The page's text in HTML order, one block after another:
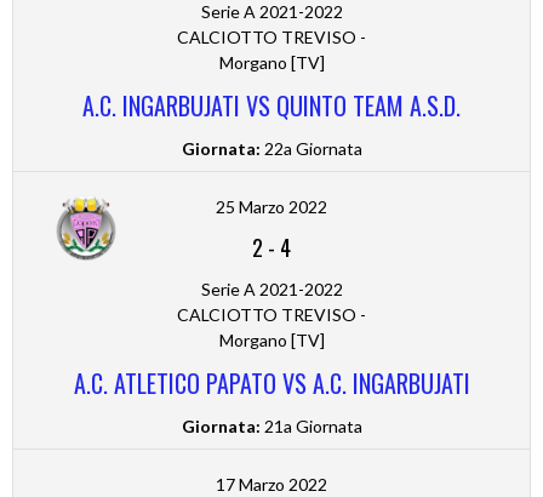
Serie A 2021-2022
CALCIOTTO TREVISO -
Morgano [TV]
A.C. INGARBUJATI VS QUINTO TEAM A.S.D.
Giornata: 22a Giornata
25 Marzo 2022
2 - 4
Serie A 2021-2022
CALCIOTTO TREVISO -
Morgano [TV]
A.C. ATLETICO PAPATO VS A.C. INGARBUJATI
Giornata: 21a Giornata
17 Marzo 2022